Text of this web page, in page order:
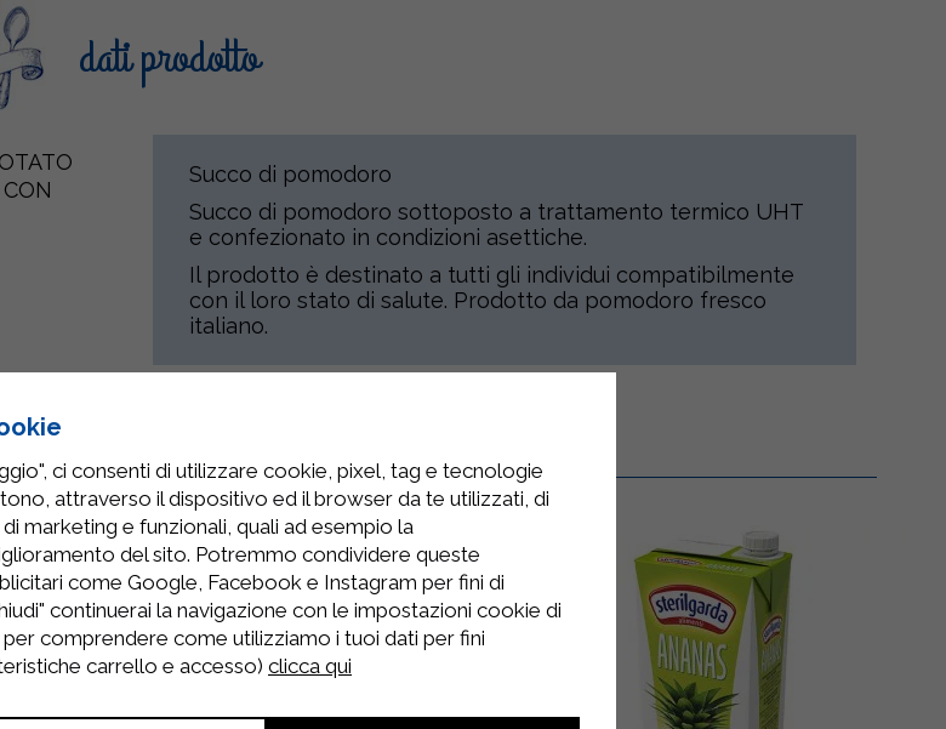
dati prodotto
Succo di pomodoro
Succo di pomodoro sottoposto a trattamento termico UHT
e confezionato in condizioni asettiche.
Il prodotto è destinato a tutti gli individui compatibilmente
con il loro stato di salute. Prodotto da pomodoro fresco
italiano.
Correlati
ci consenti di utilizzare cookie, pixel, tag e tecnologie
attraverso il dispositivo ed il browser da te utilizzati, di
marketing e funzionali, quali ad esempio la
del sito. Potremmo condividere queste
come Google, Facebook e Instagram per fini di
continuerai la navigazione con le impostazioni cookie di
comprendere come utilizziamo i tuoi dati per fini
carrello e accesso) clicca qui